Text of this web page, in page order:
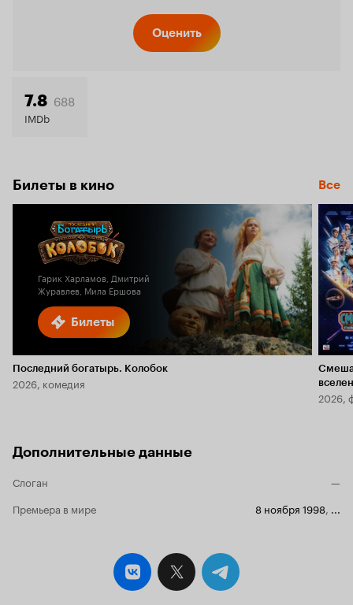
Оценить
7.8 688
IMDb
Билеты в кино Все
Билеты
Гарик Харламов, Дмитрий
Журавлев, Мила Ершова
Последний богатырь. Колобок
2026, комедия
2026,
Дополнительные данные
Слоган
—
Премьера в мире
8 ноября 1998, ...